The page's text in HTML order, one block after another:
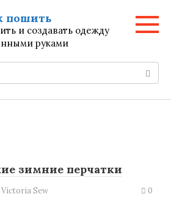
пошить
и создавать одежду
руками
зимние перчатки
Victoria Sew 0